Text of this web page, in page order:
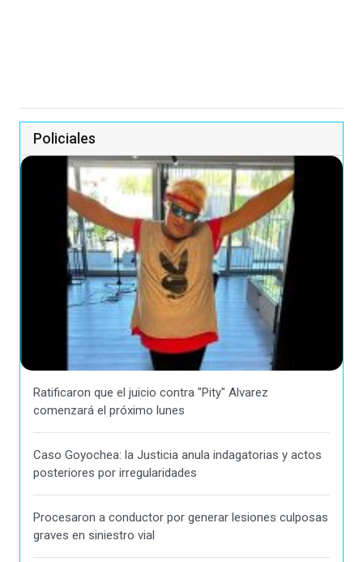
Policiales
Ratificaron que el juicio contra "Pity" Alvarez
comenzará el próximo lunes
Caso Goyochea: la Justicia anula indagatorias y actos
posteriores por irregularidades
Procesaron a conductor por generar lesiones culposas
graves en siniestro vial